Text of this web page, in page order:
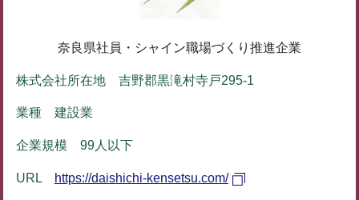
奈良県社員・シャイン職場づくり推進企業
株式会社所在地 吉野郡黒滝村寺戸295-1
業種 建設業
企業規模 99人以下
URL https://daishichi-kensetsu.com/